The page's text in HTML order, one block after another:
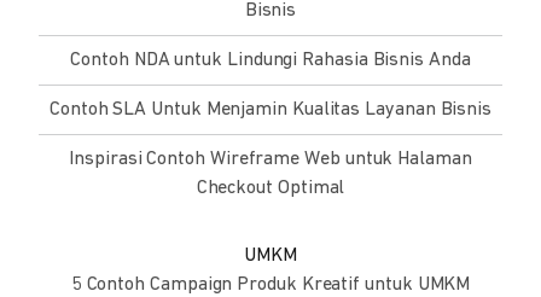
Bisnis
Contoh NDA untuk Lindungi Rahasia Bisnis Anda
Contoh SLA Untuk Menjamin Kualitas Layanan Bisnis
Inspirasi Contoh Wireframe Web untuk Halaman
Checkout Optimal
UMKM
5 Contoh Campaign Produk Kreatif untuk UMKM